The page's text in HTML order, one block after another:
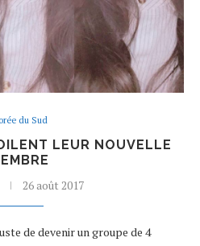
du Sud
LEUR NOUVELLE
26 août 2017
de devenir un groupe de 4